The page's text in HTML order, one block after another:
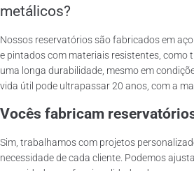
metálicos?
Nossos reservatórios são fabricados em
e pintados com materiais resistentes, como
uma longa durabilidade, mesmo em
vida útil pode ultrapassar 20 anos, com a
Vocês fabricam
Sim, trabalhamos com projetos
necessidade de cada cliente. Podemos